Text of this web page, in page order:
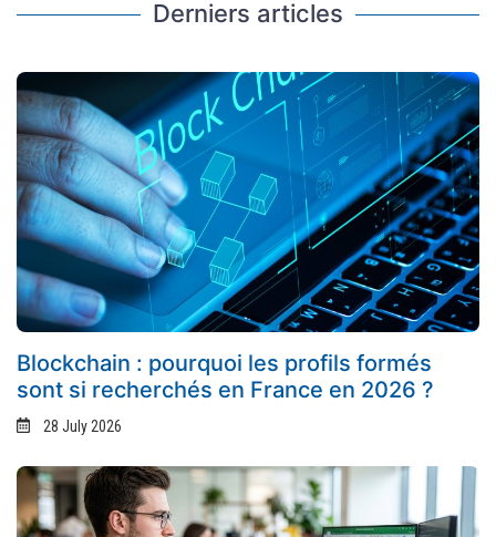
Derniers articles
Blockchain : pourquoi les profils formés
sont si recherchés en France en 2026 ?
28 July 2026